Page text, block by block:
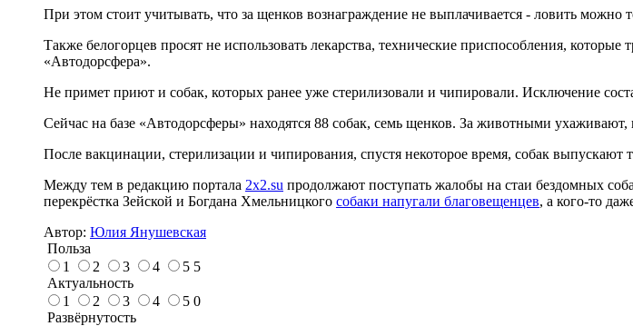
При этом стоит учитывать, что за щенков вознаграждение не выплачивается - ловить можно
Также белогорцев просят не использовать лекарства, технические приспособления,
«Автодорсфера».
Не примет приют и собак, которых ранее уже стерилизовали и чипировали. Исключение
Сейчас на базе «Автодорсферы» находятся 88 собак, семь щенков. За животными ухаживают,
После вакцинации, стерилизации и чипирования, спустя некоторое время, собак
Между тем в редакцию портала 2x2.su продолжают поступать жалобы на стаи бездомных
перекрёстка Зейской и Богдана Хмельницкого собаки напугали благовещенцев, а кого-то
Автор: Юлия Янушевская
Польза
1
2 3 4 5 5
Актуальность
1
2 3 4 5 0
Развёрнутость